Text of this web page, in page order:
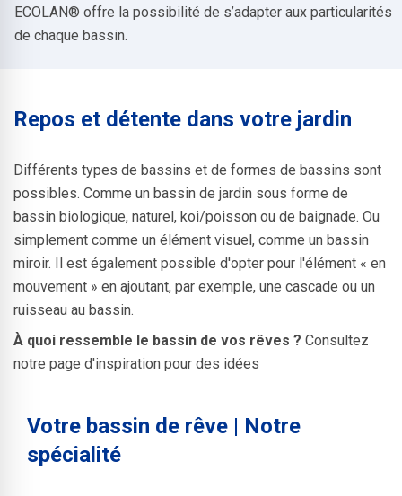
ECOLAN® offre la possibilité de s’adapter aux particularités
de chaque bassin.
Repos et détente dans votre jardin
Différents types de bassins et de formes de bassins sont
possibles. Comme un bassin de jardin sous forme de
bassin biologique, naturel, koi/poisson ou de baignade. Ou
simplement comme un élément visuel, comme un bassin
miroir. Il est également possible d'opter pour l'élément « en
mouvement » en ajoutant, par exemple, une cascade ou un
ruisseau au bassin.
À quoi ressemble le bassin de vos rêves ? Consultez
notre page d'inspiration pour des idées
Votre bassin de rêve | Notre
spécialité